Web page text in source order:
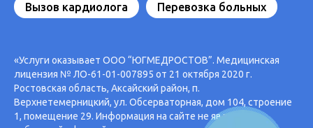
Вызов кардиолога Перевозка больных
«Услуги оказывает ООО “ЮГМЕДРОСТОВ”. Медицинская
лицензия № ЛО-61-01-007895 от 21 октября 2020 г.
Ростовская область, Аксайский район, п.
Верхнетемерницкий, ул. Обсерваторная, дом 104, строение
1, помещение 29. Информация на сайте не является